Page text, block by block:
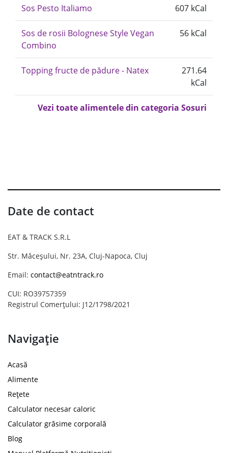
Sos Pesto Italiamo 607 kCal
Sos de rosii Bolognese Style Vegan
Combino
56 kCal
Topping fructe de pădure - Natex
271.64
kCal
Vezi toate alimentele din categoria Sosuri
Date de contact
EAT & TRACK S.R.L
Str. Măceșului, Nr. 23A, Cluj-Napoca, Cluj
Email: contact@eatntrack.ro
CUI: RO39757359
Registrul Comerțului: J12/1798/2021
Navigație
Acasă
Alimente
Rețete
Calculator necesar caloric
Calculator grăsime corporală
Blog